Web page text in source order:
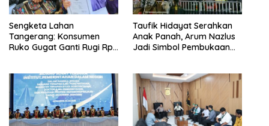
Sengketa Lahan
Tangerang: Konsumen
Ruko Gugat Ganti Rugi Rp
Taufik Hidayat Serahkan
Anak Panah, Arum Nazlus
Jadi Simbol Pembukaan